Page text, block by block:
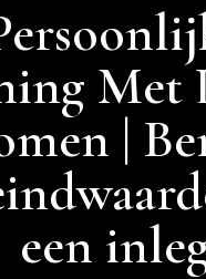
Met
|
een